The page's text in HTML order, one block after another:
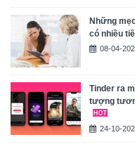
Những
có nhiều
08-04-
Tinder ra
tượng
24-10-